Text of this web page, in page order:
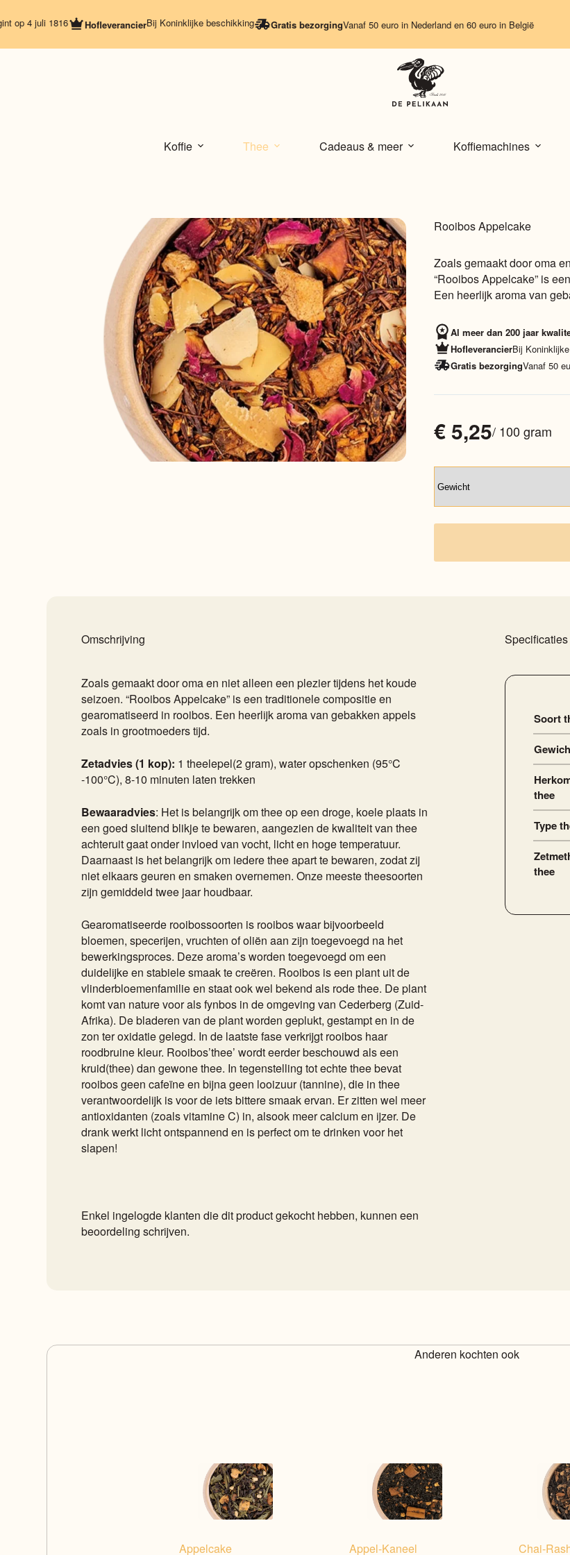
naar
juli 1816 HofleverancierBij Koninklijke beschikking Gratis bezorgingVanaf 50 euro in Nederland en 60 euro in België
Koffie Thee Cadeaus & meer Koffiemachines
Rooibos Appelcake
Zoals gemaakt door oma
“Rooibos Appelcake” is
Een heerlijk aroma van
Al meer dan 200 jaar
HofleverancierBij
Gratis bezorgingVanaf 50
€5,25/ 100 gram
Omschrijving
Zoals gemaakt door oma en niet alleen een plezier tijdens het koude
seizoen. “Rooibos Appelcake” is een traditionele compositie en
gearomatiseerd in rooibos. Een heerlijk aroma van gebakken appels
zoals in grootmoeders tijd.
Zetadvies (1 kop): 1 theelepel(2 gram), water opschenken (95°C
-100°C), 8-10 minuten laten trekken
Bewaaradvies: Het is belangrijk om thee op een droge, koele plaats in
een goed sluitend blikje te bewaren, aangezien de kwaliteit van thee
achteruit gaat onder invloed van vocht, licht en hoge temperatuur.
Daarnaast is het belangrijk om iedere thee apart te bewaren, zodat zij
niet elkaars geuren en smaken overnemen. Onze meeste theesoorten
zijn gemiddeld twee jaar houdbaar.
Gearomatiseerde rooibossoorten is rooibos waar bijvoorbeeld
bloemen, specerijen, vruchten of oliën aan zijn toegevoegd na het
bewerkingsproces. Deze aroma’s worden toegevoegd om een
duidelijke en stabiele smaak te creëren. Rooibos is een plant uit de
vlinderbloemenfamilie en staat ook wel bekend als rode thee. De plant
komt van nature voor als fynbos in de omgeving van Cederberg (Zuid-
Afrika). De bladeren van de plant worden geplukt, gestampt en in de
zon ter oxidatie gelegd. In de laatste fase verkrijgt rooibos haar
roodbruine kleur. Rooibos’thee’ wordt eerder beschouwd als een
kruid(thee) dan gewone thee. In tegenstelling tot echte thee bevat
rooibos geen cafeïne en bijna geen looizuur (tannine), die in thee
verantwoordelijk is voor de iets bittere smaak ervan. Er zitten wel meer
antioxidanten (zoals vitamine C) in, alsook meer calcium en ijzer. De
drank werkt licht ontspannend en is perfect om te drinken voor het
slapen!
Enkel ingelogde klanten die dit product gekocht hebben, kunnen een
beoordeling schrijven.
Soort
thee
Type
thee
Anderen kochten ook
Appelcake Appel-Kaneel
Chai-